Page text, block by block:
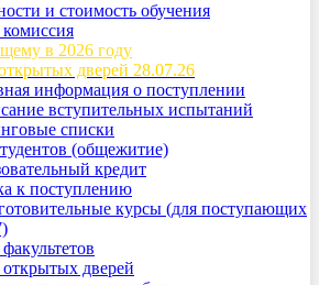
и стоимость обучения
в 2026 году
дверей 28.07.26
информация о поступлении
вступительных испытаний
списки
(общежитие)
кредит
к поступлению
курсы (для поступающих
дверей